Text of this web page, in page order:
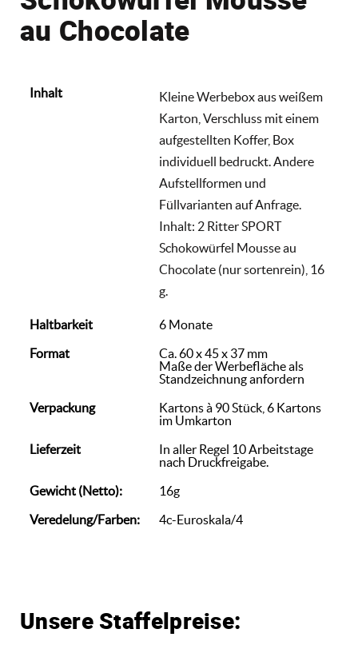
au Chocolate
Inhalt
Kleine Werbebox aus weißem
Karton, Verschluss mit einem
aufgestellten Koffer, Box
individuell bedruckt. Andere
Aufstellformen und
Füllvarianten auf Anfrage.
Inhalt: 2 Ritter SPORT
Schokowürfel Mousse au
Chocolate (nur sortenrein), 16
g.
Haltbarkeit
6 Monate
Format
Ca. 60 x 45 x 37 mm
Maße der Werbefläche als
Standzeichnung anfordern
Verpackung
Kartons à 90 Stück, 6 Kartons
im Umkarton
Lieferzeit
In aller Regel 10 Arbeitstage
nach Druckfreigabe.
Gewicht (Netto):
16g
Veredelung/Farben:
4c-Euroskala/4
Unsere Staffelpreise: